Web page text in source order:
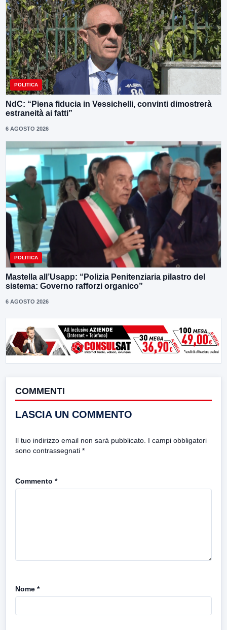
POLITICA
NdC: “Piena fiducia in Vessichelli, convinti dimostrerà
estraneità ai fatti”
6 AGOSTO 2026
POLITICA
Mastella all’Usapp: “Polizia Penitenziaria pilastro del
sistema: Governo rafforzi organico”
6 AGOSTO 2026
COMMENTI
LASCIA UN COMMENTO
Il tuo indirizzo email non sarà pubblicato. I campi obbligatori
sono contrassegnati *
Commento *
Nome *